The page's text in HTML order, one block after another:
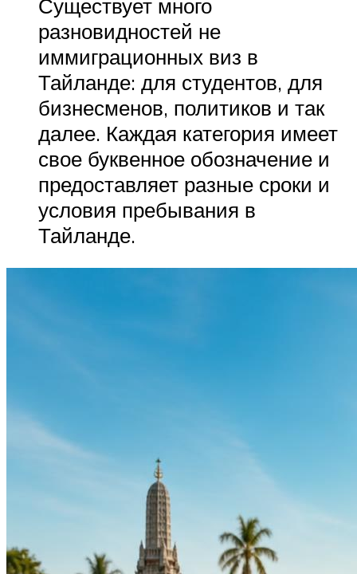
Существует много
разновидностей не
иммиграционных виз в
Тайланде: для студентов, для
бизнесменов, политиков и так
далее. Каждая категория имеет
свое буквенное обозначение и
предоставляет разные сроки и
условия пребывания в
Тайланде.